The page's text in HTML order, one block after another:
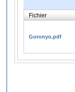
Fichier
Goronyo.pdf